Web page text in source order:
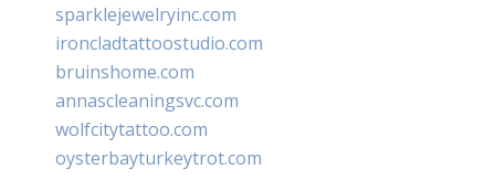
sparklejewelryinc.com
ironcladtattoostudio.com
bruinshome.com
annascleaningsvc.com
wolfcitytattoo.com
oysterbayturkeytrot.com